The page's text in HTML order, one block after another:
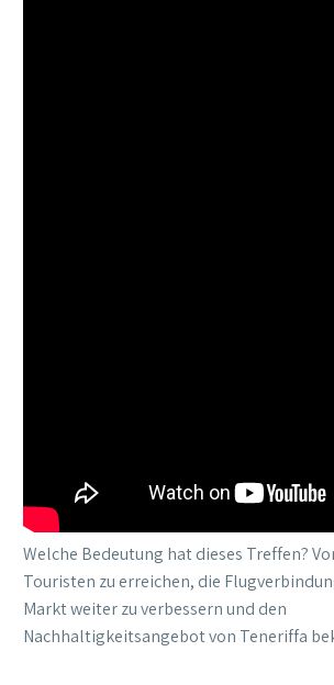
Welche Bedeutung hat dieses Treffen?
Touristen zu erreichen, die
Markt weiter zu verbessern und den
Nachhaltigkeitsangebot von Teneriffa